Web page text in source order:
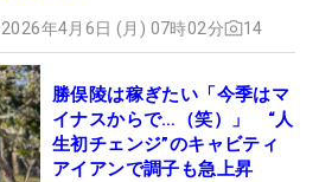
2026年4月6日 (月) 07時02分 14
勝俣陵は稼ぎたい「今季はマ
イナスからで…（笑）」 “人
生初チェンジ”のキャビティ
アイアンで調子も急上昇